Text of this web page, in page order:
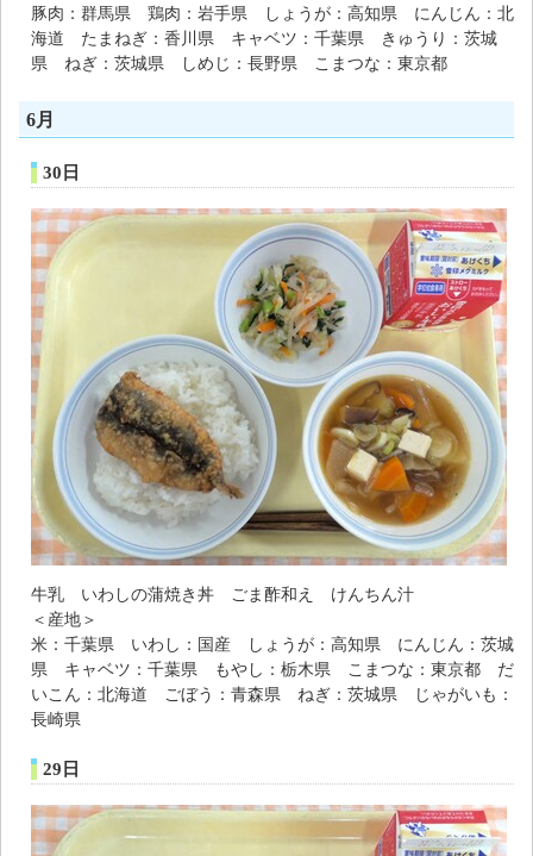
豚肉：群馬県 鶏肉：岩手県 しょうが：高知県 にんじん：北
海道 たまねぎ：香川県 キャベツ：千葉県 きゅうり：茨城
県 ねぎ：茨城県 しめじ：長野県 こまつな：東京都
6月
30日
牛乳 いわしの蒲焼き丼 ごま酢和え けんちん汁
＜産地＞
米：千葉県 いわし：国産 しょうが：高知県 にんじん：茨城
県 キャベツ：千葉県 もやし：栃木県 こまつな：東京都 だ
いこん：北海道 ごぼう：青森県 ねぎ：茨城県 じゃがいも：
長崎県
29日